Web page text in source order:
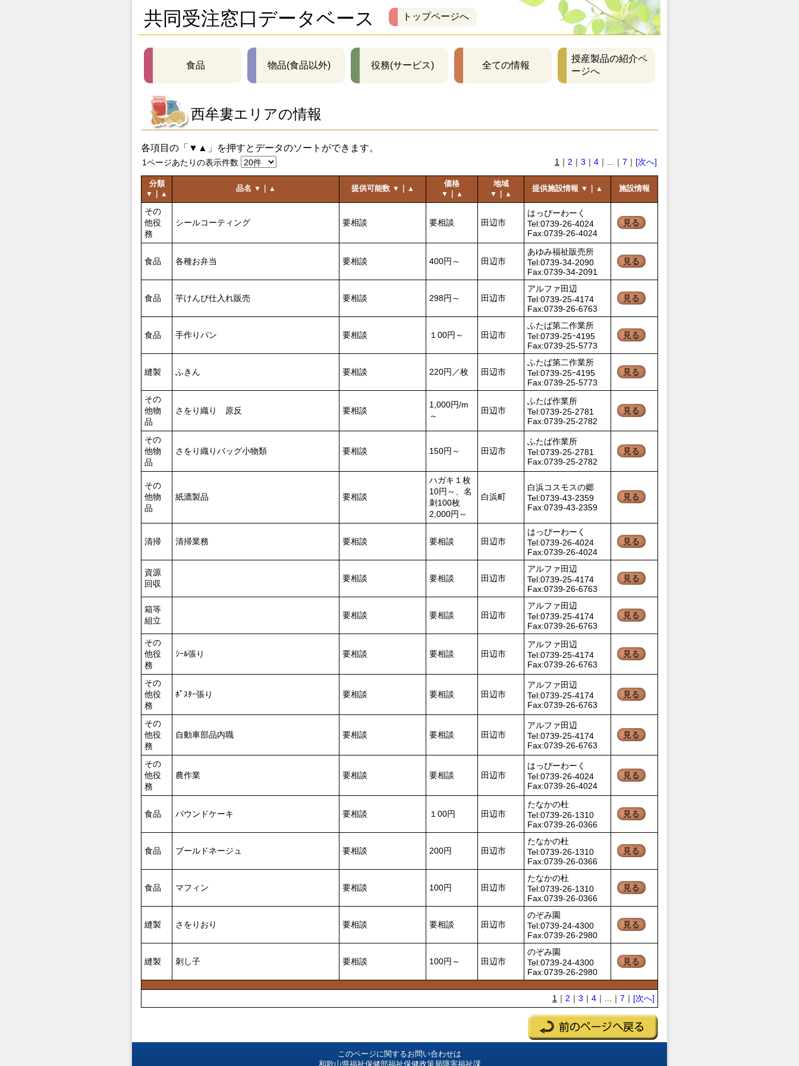
共同受注窓口データベース トップページへ
食品 物品(食品以外) 役務(サービス) 全ての情報
授産製品の紹介ペ
ージへ
西牟婁エリアの情報
各項目の「▼▲」を押すとデータのソートができます。
1ページあたりの表示件数 1 ｜ 2 ｜ 3 ｜ 4 ｜...｜ 7 ｜ [次へ]
分類
▼ ▲
品名 ▼ ▲ 提供可能数 ▼ ▲
価格
▼ ▲
地域
▼ ▲
提供施設情報 ▼ ▲ 施設情報
その
他役
務
シールコーティング 要相談 要相談 田辺市
はっぴーわーく
Tel:0739-26-4024
Fax:0739-26-4024
見る
食品 各種お弁当 要相談 400円～ 田辺市
あゆみ福祉販売所
Tel:0739-34-2090
Fax:0739-34-2091
見る
食品 芋けんぴ仕入れ販売 要相談 298円～ 田辺市
アルファ田辺
Tel:0739-25-4174
Fax:0739-26-6763
見る
食品 手作りパン 要相談 １00円～ 田辺市
ふたば第二作業所
Tel:0739-25ｰ4195
Fax:0739-25-5773
見る
縫製 ふきん 要相談 220円／枚 田辺市
ふたば第二作業所
Tel:0739-25ｰ4195
Fax:0739-25-5773
見る
その
他物
品
さをり織り 原反 要相談
1,000円/m
～
田辺市
ふたば作業所
Tel:0739-25-2781
Fax:0739-25-2782
見る
その
他物
品
さをり織りバッグ小物類 要相談 150円～ 田辺市
ふたば作業所
Tel:0739-25-2781
Fax:0739-25-2782
見る
その
他物
品
紙漉製品 要相談
ハガキ１枚
10円～、名
刺100枚
2,000円～
白浜町
白浜コスモスの郷
Tel:0739-43-2359
Fax:0739-43-2359
見る
清掃 清掃業務 要相談 要相談 田辺市
はっぴーわーく
Tel:0739-26-4024
Fax:0739-26-4024
見る
資源
回収
要相談 要相談 田辺市
アルファ田辺
Tel:0739-25-4174
Fax:0739-26-6763
見る
箱等
組立
要相談 要相談 田辺市
アルファ田辺
Tel:0739-25-4174
Fax:0739-26-6763
見る
その
他役
務
ｼｰﾙ張り 要相談 要相談 田辺市
アルファ田辺
Tel:0739-25-4174
Fax:0739-26-6763
見る
その
他役
務
ﾎﾟｽﾀｰ張り 要相談 要相談 田辺市
アルファ田辺
Tel:0739-25-4174
Fax:0739-26-6763
見る
その
他役
務
自動車部品内職 要相談 要相談 田辺市
アルファ田辺
Tel:0739-25-4174
Fax:0739-26-6763
見る
その
他役
務
農作業 要相談 要相談 田辺市
はっぴーわーく
Tel:0739-26-4024
Fax:0739-26-4024
見る
食品 パウンドケーキ 要相談 １00円 田辺市
たなかの杜
Tel:0739-26-1310
Fax:0739-26-0366
見る
食品 ブールドネージュ 要相談 200円 田辺市
たなかの杜
Tel:0739-26-1310
Fax:0739-26-0366
見る
食品 マフィン 要相談 100円 田辺市
たなかの杜
Tel:0739-26-1310
Fax:0739-26-0366
見る
縫製 さをりおり 要相談 要相談 田辺市
のぞみ園
Tel:0739-24-4300
Fax:0739-26-2980
見る
縫製 刺し子 要相談 100円～ 田辺市
のぞみ園
Tel:0739-24-4300
Fax:0739-26-2980
見る
1 ｜ 2 ｜ 3 ｜ 4 ｜...｜ 7 ｜ [次へ]
このページに関するお問い合わせは
和歌山県福祉保健部福祉保健政策局障害福祉課